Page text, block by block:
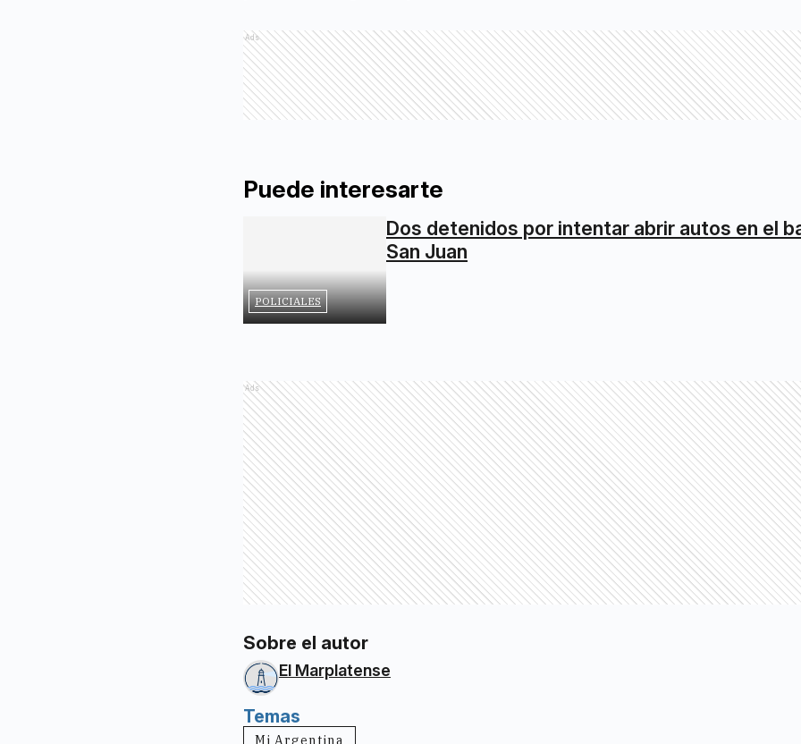
Ads
Puede interesarte
POLICIALES
Dos detenidos por intentar abrir autos en el
San Juan
Ads
Sobre el autor
El Marplatense
Temas
Mi Argentina